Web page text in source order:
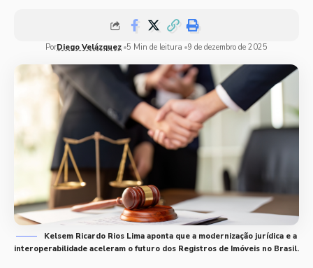
PorDiego Velázquez 5 Min de leitura 9 de dezembro de 2025
Kelsem Ricardo Rios Lima aponta que a modernização jurídica e a
interoperabilidade aceleram o futuro dos Registros de Imóveis no Brasil.